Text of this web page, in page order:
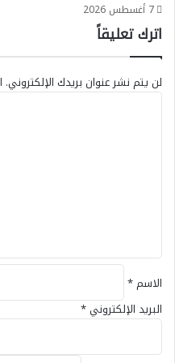
7 أغسطس 2026
اترك تعليقاً
لن يتم نشر عنوان بريدك الإلكتروني.
ا
الاسم*
البريد الإلكتروني*